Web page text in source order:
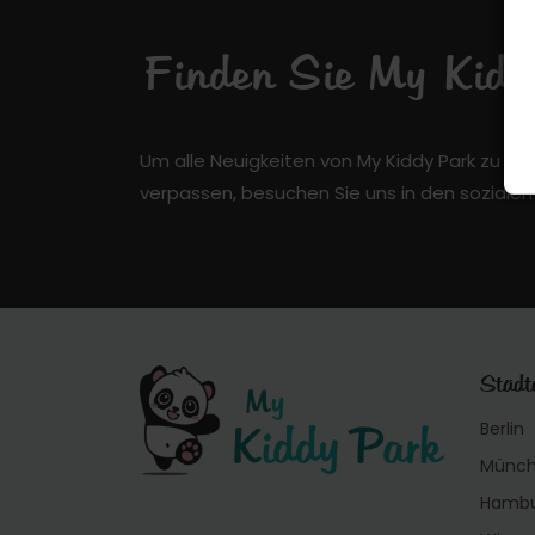
Finden Sie My
Um alle Neuigkeiten von My Kiddy Park zu
verpassen, besuchen Sie uns in den
Berlin